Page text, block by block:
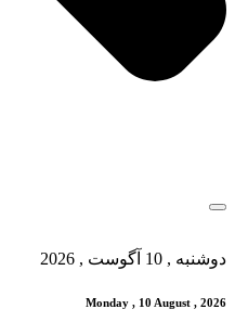
دوشنبه , 10 آگوست , 2026
Monday , 10 August , 2026